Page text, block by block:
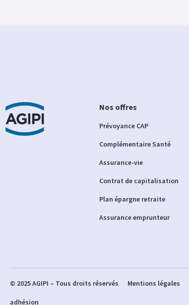
Nos offres
Prévoyance CAP
Complémentaire Santé
Assurance-vie
Contrat de capitalisation
Plan épargne retraite
Assurance emprunteur
© 2025 AGIPI – Tous droits réservés Mentions légales
adhésion